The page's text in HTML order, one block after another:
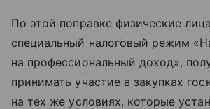
По этой поправке физические
специальный налоговый режим
на профессиональный доход»,
принимать участие в закупках
на тех же условиях, которые